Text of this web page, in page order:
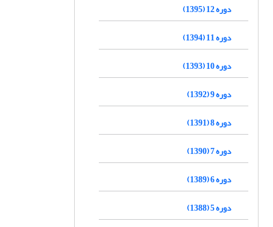
دوره 12 (1395)
دوره 11 (1394)
دوره 10 (1393)
دوره 9 (1392)
دوره 8 (1391)
دوره 7 (1390)
دوره 6 (1389)
دوره 5 (1388)